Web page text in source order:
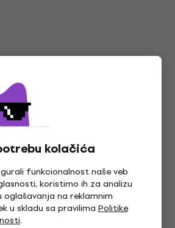
kolačića
funkcionalnost naše veb
koristimo ih za analizu
na reklamnim
u skladu sa pravilimaPolitike
.